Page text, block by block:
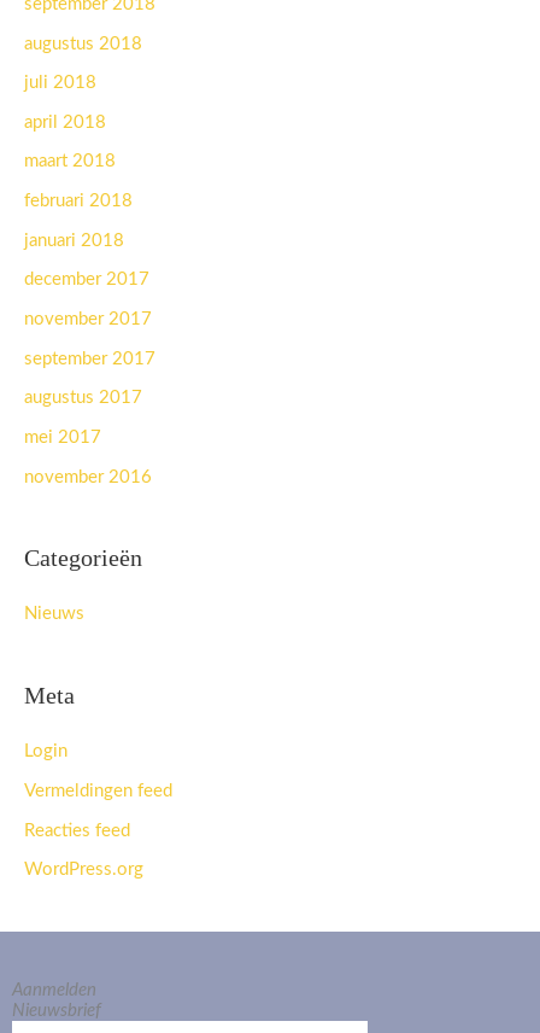
september 2018
augustus 2018
juli 2018
april 2018
maart 2018
februari 2018
januari 2018
december 2017
november 2017
september 2017
augustus 2017
mei 2017
november 2016
Categorieën
Nieuws
Meta
Login
Vermeldingen feed
Reacties feed
WordPress.org
Aanmelden
Nieuwsbrief